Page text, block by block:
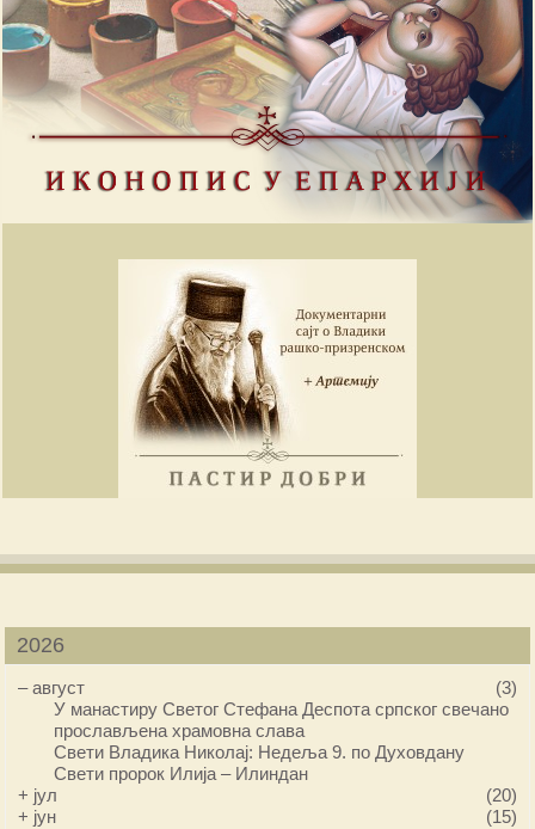
2026
–август
(3)
У манастиру Светог Стефана Деспота српског свечано
прослављена храмовна слава
Свети Владика Николај: Недеља 9. по Духовдану
Свети пророк Илија – Илиндан
+ јул
(20)
+ јун
(15)